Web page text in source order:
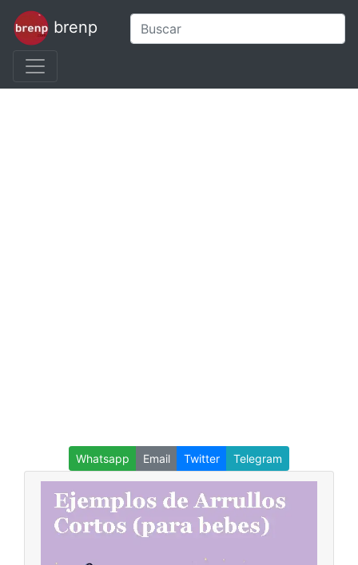
brenp
Whatsapp Email Twitter Telegram